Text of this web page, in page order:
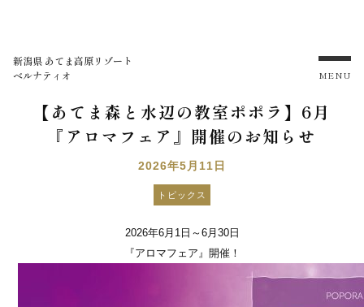
新潟県 あてま高原リゾート
ベルナティオ
MENU
【あてま森と水辺の教室ポポラ】6月
『アロマフェア』開催のお知らせ
2026年5月11日
トピックス
2026年6月1日～6月30日
『アロマフェア』開催！